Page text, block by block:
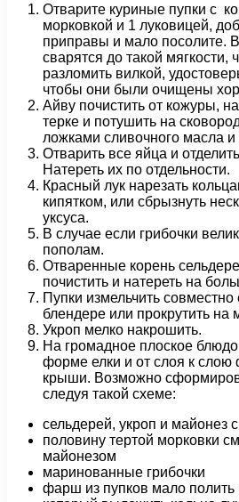
Отварите куриные пупки с
морковкой и 1 луковицей,
приправы и мало посолите.
сварятся до такой мягкости,
разломить вилкой,
чтобы они были очищены
Айву почистить от кожуры,
терке и потушить на
ложками сливочного масла и
Отварить все яйца и
Натереть их по отдельности.
Красный лук нарезать
кипятком, или сбрызнуть
уксуса.
В случае если грибочки
пополам.
Отваренные корень
почистить и натереть на
Пупки измельчить
блендере или прокрутить на
Укроп мелко накрошить.
На громадное плоское
форме елки и от слоя к
крыши. Возможно
следуя такой схеме:
сельдерей, укроп и майонез
половину тертой морковки
майонезом
маринованные грибочки
фарш из пупков мало полить